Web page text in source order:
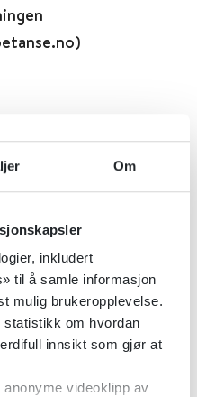
Om
inkludert
til å samle informasjon
mulig brukeropplevelse.
om hvordan
innsikt som gjør at
videoklipp av
håndbok om
(ROP.no)
Kompetansesenter rus - region øst (KoRus-Øst)
om ADHD og
2025